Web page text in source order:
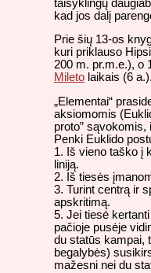
taisyklingų
kad jos dalį
Prie šių 13-os
kuri priklauso
200 m. pr.m.e.), o
Mileto laikais (6 a.).
„Elementai“
aksiomomis
proto”
Penki Euklido
1. Iš vieno taško į
liniją.
2. Iš tiesės
3. Turint centrą ir
apskritimą.
5. Jei tiesė
pačioje pusėje
du statūs kampai,
begalybės)
mažesni nei du